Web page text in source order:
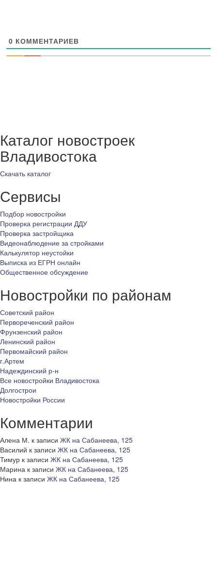
0 КОММЕНТАРИЕВ
Каталог новостроек
Владивостока
Скачать каталог
Сервисы
Подбор новостройки
Проверка регистрации ДДУ
Проверка застройщика
Видеонаблюдение за стройками
Калькулятор неустойки
Выписка из ЕГРН онлайн
Общественное обсуждение
Новостройки по районам
Советский район
Первореченский район
Фрунзенский район
Ленинский район
Первомайский район
г.Артем
Надеждинский р-н
Все новостройки Владивостока
Долгострои
Новостройки России
Комментарии
Алена М. к записи ЖК на Сабанеева, 125
Василий к записи ЖК на Сабанеева, 125
Тимур к записи ЖК на Сабанеева, 125
Марина к записи ЖК на Сабанеева, 125
Нина к записи ЖК на Сабанеева, 125